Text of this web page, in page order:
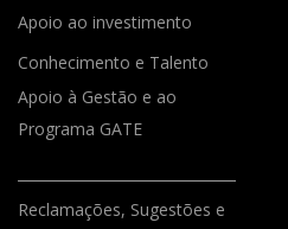
Apoio ao investimento
Conhecimento e Talento
Apoio à Gestão e ao
Programa GATE
Reclamações, Sugestões e